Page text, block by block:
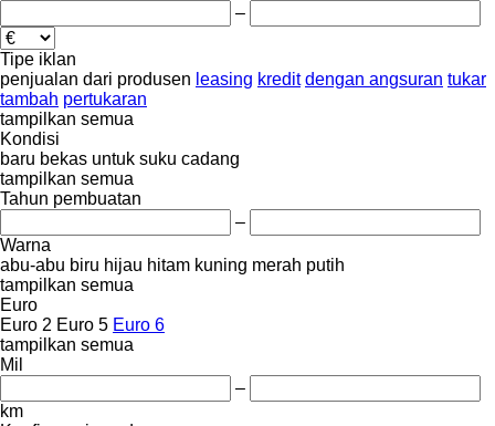
–
Tipe iklan
penjualan dari produsen leasing kredit dengan angsuran tukar
tambah pertukaran
tampilkan semua
Kondisi
baru bekas untuk suku cadang
tampilkan semua
Tahun pembuatan
–
Warna
abu-abu biru hijau hitam kuning merah putih
tampilkan semua
Euro
Euro 2 Euro 5 Euro 6
tampilkan semua
Mil
–
km